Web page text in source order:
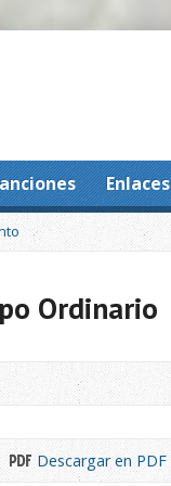
Enlaces
Ordinario
Descargar en PDF